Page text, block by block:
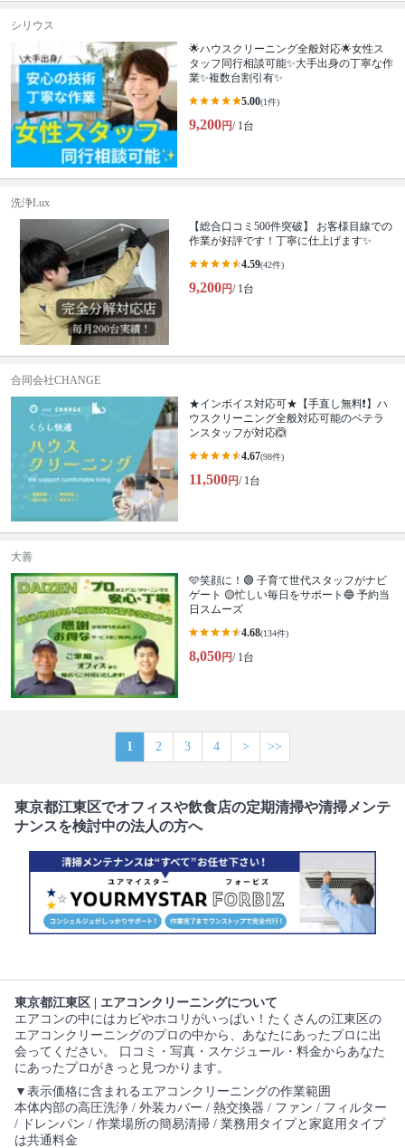
シリウス
🌟ハウスクリーニング全般対応🌟女性ス
タッフ同行相談可能✨大手出身の丁寧な作
業✨複数台割引有✨
5.00(1件)
9,200円/ 1台
洗浄Lux
【総合口コミ500件突破】 お客様目線での
作業が好評です！丁寧に仕上げます✨
4.59(42件)
9,200円/ 1台
合同会社CHANGE
★インボイス対応可★【手直し無料❗️】ハ
ウスクリーニング全般対応可能のベテラ
ンスタッフが対応🙆
4.67(98件)
11,500円/ 1台
大善
🩵笑顔に！🟢 子育て世代スタッフがナビ
ゲート 🟡忙しい毎日をサポート🔵 予約当
日スムーズ
4.68(134件)
8,050円/ 1台
1 2 3 4 > >>
東京都江東区でオフィスや飲食店の定期清掃や清掃メンテ
ナンスを検討中の法人の方へ
東京都江東区 | エアコンクリーニングについて
エアコンの中にはカビやホコリがいっぱい！たくさんの江東区の
エアコンクリーニングのプロの中から、あなたにあったプロに出
会ってください。 口コミ・写真・スケジュール・料金からあなた
にあったプロがきっと見つかります。
▼表示価格に含まれるエアコンクリーニングの作業範囲
本体内部の高圧洗浄 / 外装カバー / 熱交換器 / ファン / フィルター
/ ドレンパン / 作業場所の簡易清掃 / 業務用タイプと家庭用タイプ
は共通料金